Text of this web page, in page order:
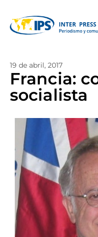
19 de abril, 2017
Francia:
socialista